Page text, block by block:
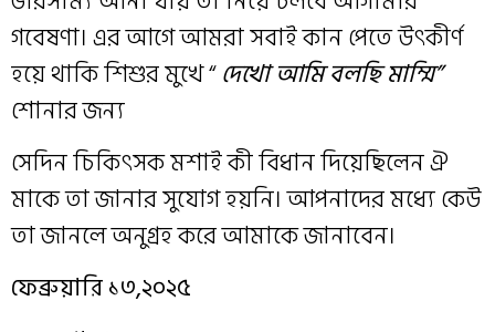
গবেষণা। এর আগে আমরা সবাই কান পেতে উৎকীর্ণ
হয়ে থাকি শিশুর মুখে “দেখো আমি বলছি মাম্মি”
শোনার জন্য
সেদিন চিকিৎসক মশাই কী বিধান দিয়েছিলেন ঐ
মাকে তা জানার সুযোগ হয়নি। আপনাদের মধ্যে কেউ
তা জানলে অনুগ্রহ করে আমাকে জানাবেন।
ফেব্রুয়ারি ১৩,২০২৫